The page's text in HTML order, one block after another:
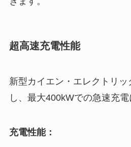
超高速充電性能
新型カイエン・エレクトリッ
し、最大400kWでの急速充電
充電性能：